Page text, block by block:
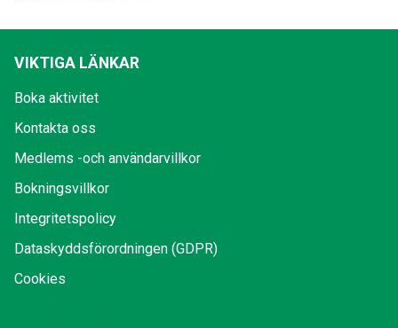
VIKTIGA LÄNKAR
Boka aktivitet
Kontakta oss
Medlems -och användarvillkor
Bokningsvillkor
Integritetspolicy
Dataskyddsförordningen (GDPR)
Cookies